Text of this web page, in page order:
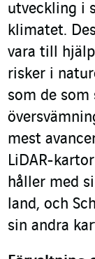
utveckling i
klimatet.
vara till
risker i
som de som
mest
LiDAR-
håller med
land, och
sin andra